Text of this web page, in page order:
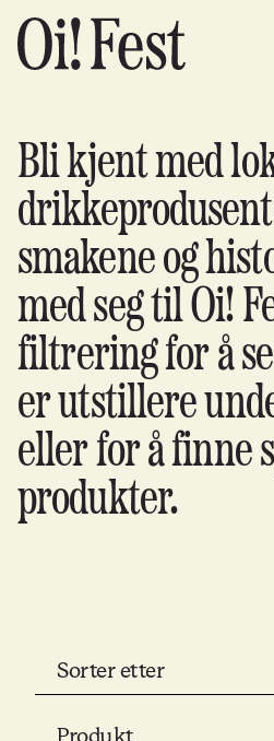
Bli kjent med
smakene og
med seg til Oi!
filtrering for å
er utstillere
eller for å finne
produkter.
Sorter etter